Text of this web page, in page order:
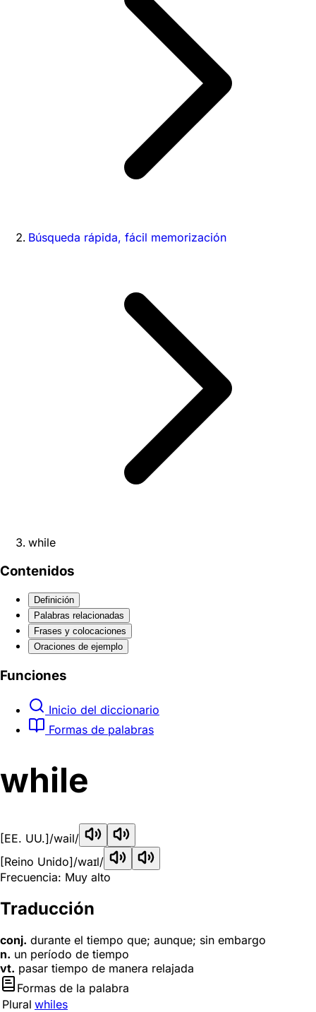
Búsqueda rápida, fácil memorización
while
Contenidos
Definición
Palabras relacionadas
Frases y colocaciones
Oraciones de ejemplo
Funciones
Inicio del diccionario
Formas de palabras
while
[EE. UU.]/wail/
[Reino Unido]/waɪl/
Frecuencia: Muy alto
Traducción
conj. durante el tiempo que; aunque; sin embargo
n. un período de tiempo
vt. pasar tiempo de manera relajada
Formas de la palabra
Plural whiles